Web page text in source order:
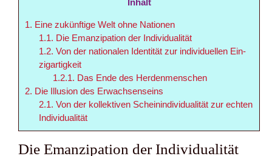
Inhalt
1. Eine zukünf­ti­ge Welt ohne Natio­nen
1.1. Die Eman­zi­pa­ti­on der Indi­vi­dua­li­tät
1.2. Von der natio­na­len Iden­ti­tät zur indi­vi­du­el­len Ein­
zig­ar­tig­keit
1.2.1. Das Ende des Her­den­men­schen
2. Die Illu­si­on des Erwach­sen­seins
2.1. Von der kol­lek­ti­ven Schein­in­di­vi­dua­li­tät zur ech­ten
Indi­vi­dua­li­tät
Die Eman­zi­pa­ti­on der Indi­vi­dua­li­tät